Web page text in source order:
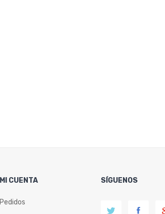
MI CUENTA
Pedidos
SÍGUENOS